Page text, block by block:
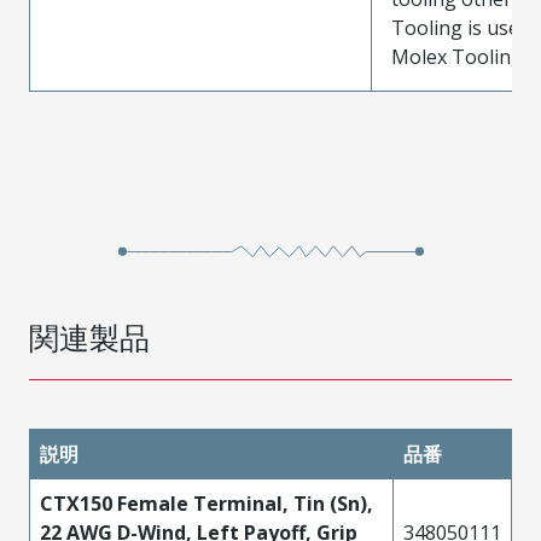
Tooling is used
Molex Tooling
関連製品
説明
品番
CTX150 Female Terminal, Tin (Sn),
22 AWG D-Wind, Left Payoff, Grip
348050111